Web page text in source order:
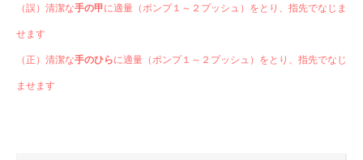
（誤）清潔な手の甲に適量（ポンプ１～２プッシュ）をとり、指先でなじま
せます
（正）清潔な手のひらに適量（ポンプ１～２プッシュ）をとり、指先でなじ
ませます